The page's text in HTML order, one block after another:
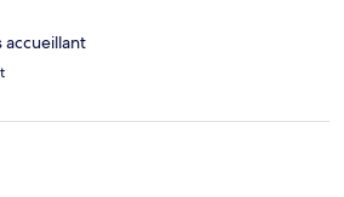
accueillant